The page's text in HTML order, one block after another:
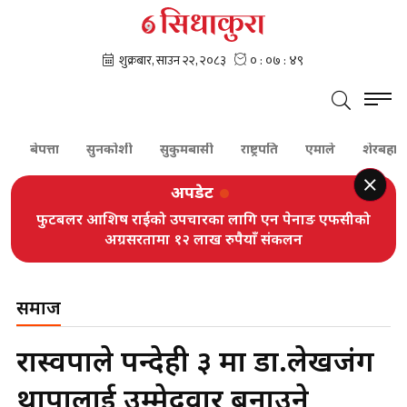
सुनकोशी सुकुमबासी राष्ट्रपति एमाले शेरबहादुर देउवा
अपडेट
फुटबलर आशिष राईको उपचारका लागि एन पेनाङ एफसीको
अग्रसरतामा १२ लाख रुपैयाँ संकलन
समाज
रास्वपाले रुपन्देही ३ मा डा.लेखजंग